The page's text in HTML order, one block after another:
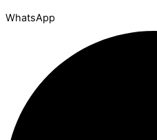
WhatsApp